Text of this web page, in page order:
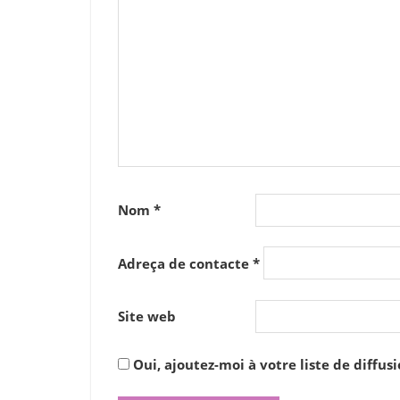
Nom *
Adreça de contacte *
Site web
Oui, ajoutez-moi à votre liste de